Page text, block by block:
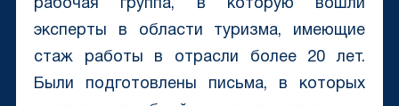
рабочая группа, в которую вошли
эксперты в области туризма, имеющие
стаж работы в отрасли более 20 лет.
Были подготовлены письма, в которых